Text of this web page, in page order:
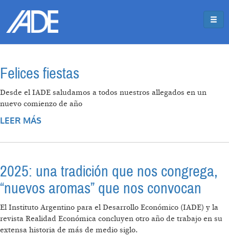
Felices fiestas
Desde el IADE saludamos a todos nuestros allegados en un
nuevo comienzo de año
LEER MÁS
2025: una tradición que nos congrega,
“nuevos aromas” que nos convocan
El Instituto Argentino para el Desarrollo Económico (IADE) y la
revista Realidad Económica concluyen otro año de trabajo en su
extensa historia de más de medio siglo.